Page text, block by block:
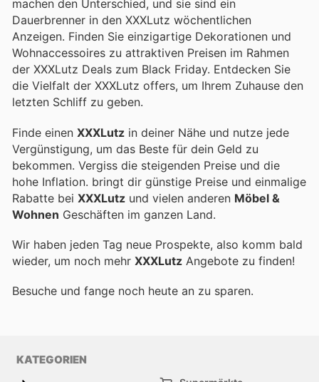
machen den Unterschied, und sie sind ein
Dauerbrenner in den XXXLutz wöchentlichen
Anzeigen. Finden Sie einzigartige Dekorationen und
Wohnaccessoires zu attraktiven Preisen im Rahmen
der XXXLutz Deals zum Black Friday. Entdecken Sie
die Vielfalt der XXXLutz offers, um Ihrem Zuhause den
letzten Schliff zu geben.
Finde einen XXXLutz in deiner Nähe und nutze jede
Vergünstigung, um das Beste für dein Geld zu
bekommen. Vergiss die steigenden Preise und die
hohe Inflation. bringt dir günstige Preise und einmalige
Rabatte bei XXXLutz und vielen anderen Möbel &
Wohnen Geschäften im ganzen Land.
Wir haben jeden Tag neue Prospekte, also komm bald
wieder, um noch mehr XXXLutz Angebote zu finden!
Besuche und fange noch heute an zu sparen.
KATEGORIEN